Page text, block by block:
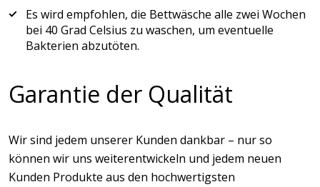
Es wird empfohlen, die Bettwäsche alle zwei Wochen
bei 40 Grad Celsius zu waschen, um eventuelle
Bakterien abzutöten.
Garantie der Qualität
Wir sind jedem unserer Kunden dankbar – nur so
können wir uns weiterentwickeln und jedem neuen
Kunden Produkte aus den hochwertigsten